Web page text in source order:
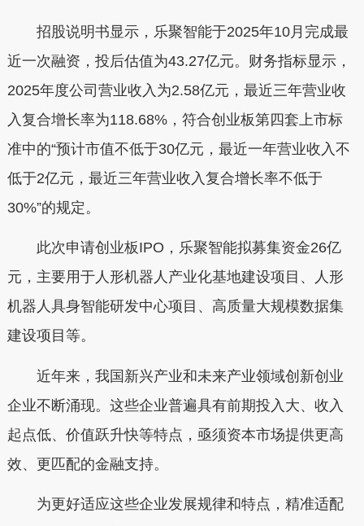
招股说明书显示，乐聚智能于2025年10月完成最
近一次融资，投后估值为43.27亿元。财务指标显示，
2025年度公司营业收入为2.58亿元，最近三年营业收
入复合增长率为118.68%，符合创业板第四套上市标
准中的“预计市值不低于30亿元，最近一年营业收入不
低于2亿元，最近三年营业收入复合增长率不低于
30%”的规定。
此次申请创业板IPO，乐聚智能拟募集资金26亿
元，主要用于人形机器人产业化基地建设项目、人形
机器人具身智能研发中心项目、高质量大规模数据集
建设项目等。
近年来，我国新兴产业和未来产业领域创新创业
企业不断涌现。这些企业普遍具有前期投入大、收入
起点低、价值跃升快等特点，亟须资本市场提供更高
效、更匹配的金融支持。
为更好适应这些企业发展规律和特点，精准适配